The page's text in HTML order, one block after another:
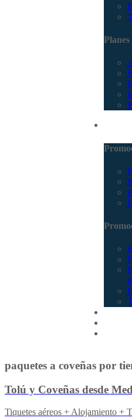
paquetes a coveñas por
Tolú y Coveñas desde
Tiquetes aéreos + Alojamiento +